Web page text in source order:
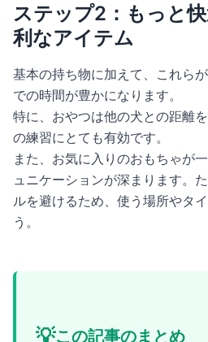
ステップ2：もっと
利なアイテム
基本の持ち物に加えて、これら
での時間が豊かになります。
特に、おやつは他の犬との距離
の練習にとても有効です。
また、お気に入りのおもちゃが
ュニケーションが深まります。
ルを避けるため、使う場所やタ
う。
💡この記事のまとめ